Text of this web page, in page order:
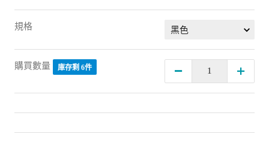
規格
購買數量 庫存剩 6件